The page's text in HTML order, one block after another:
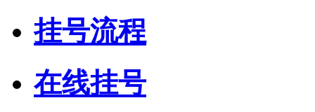
挂号流程
在线挂号